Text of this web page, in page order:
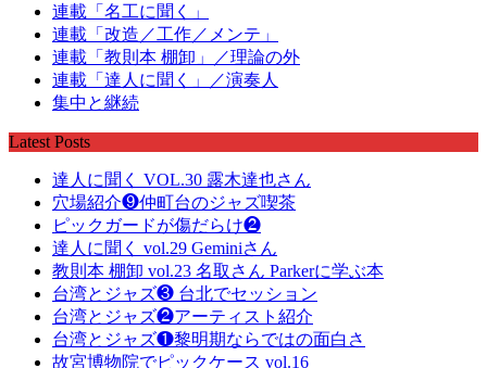
連載「名工に聞く」
連載「改造／工作／メンテ」
連載「教則本 棚卸」／理論の外
連載「達人に聞く」／演奏人
集中と継続
Latest Posts
達人に聞く VOL.30 露木達也さん
穴場紹介❾仲町台のジャズ喫茶
ピックガードが傷だらけ❷
達人に聞く vol.29 Geminiさん
教則本 棚卸 vol.23 名取さん Parkerに学ぶ本
台湾とジャズ❸ 台北でセッション
台湾とジャズ❷アーティスト紹介
台湾とジャズ❶黎明期ならではの面白さ
故宮博物院でピックケース vol.16